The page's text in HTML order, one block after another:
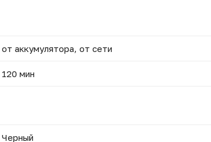
от аккумулятора, от сети
120 мин
Черный